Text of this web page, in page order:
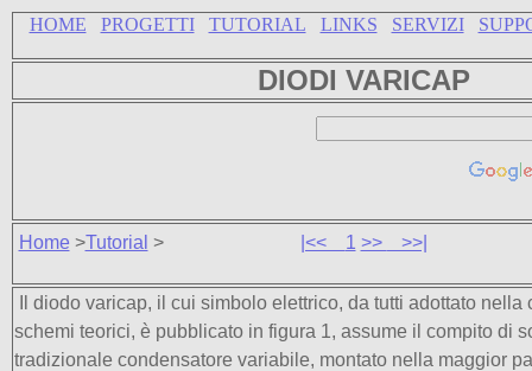
HOME PROGETTI TUTORIAL LINKS SERVIZI
DIODI VARICAP
Home >Tutorial > |<< 1 >> >>|
Il diodo varicap, il cui simbolo elettrico, da tutti adottato
schemi teorici, è pubblicato in figura 1, assume il compito di
tradizionale condensatore variabile, montato nella maggior